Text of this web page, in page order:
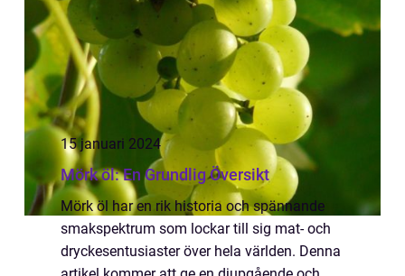
15 januari 2024
Mörk öl: En Grundlig Översikt
Mörk öl har en rik historia och spännande
smakspektrum som lockar till sig mat- och
dryckesentusiaster över hela världen. Denna